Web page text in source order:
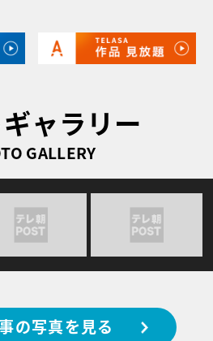
ャラリー
GALLERY
の写真を見る